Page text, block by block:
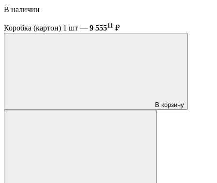
В наличии
Коробка (картон) 1 шт — 9 55511 ₽
В корзину